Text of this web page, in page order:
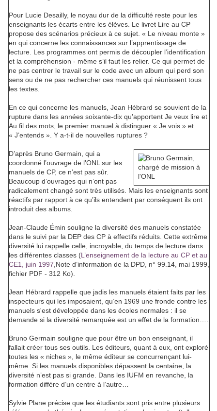
Pour Lucie Desailly, le noyau dur de la difficulté reste pour les
enseignants les écarts entre les élèves. Le livret Lire au CP
propose des scénarios précieux à ce sujet. « Le niveau monte »
en qui concerne les connaissances sur l’apprentissage de
lecture. Les programmes ont permis de découpler l’identification
et la compréhension - même s’il faut les relier. Ce qui permet de
ne pas centrer le travail sur le code avec un album qui perd son
sens ou de ne pas rechercher ces manuels qui réunissent tous
les textes.
En ce qui concerne les manuels, Jean Hébrard se souvient de la
rupture dans les années soixante-dix qu’apportent Je veux lire et
Au fil des mots , le premier manuel à distinguer « Je vois » et
« J’entends ». Y a-t-il de nouvelles ruptures ?
D’après Bruno Germain, qui a
coordonné l’ouvrage de l’ONL sur les
manuels de CP, ce n’est pas sûr.
Beaucoup d’ouvrages qui n’ont pas
radicalement changé sont très utilisés. Mais les enseignants sont
réactifs par rapport à ce qu’ils entendent par conséquent ils ont
introduit des albums.
Jean-Claude Émin souligne la diversité des manuels constatée
dans le suivi par la DEP des CP à effectifs réduits. Cette extrême
diversité lui rappelle celle, incroyable, du temps de lecture dans
les différentes classes (L’enseignement de la lecture au CP et au
CE1, juin 1997 Note d’information de la DPD , n° 99.14, mai 1999,
fichier PDF - 312 Ko).
Jean Hébrard rappelle que jadis les manuels étaient faits par les
inspecteurs qui les imposaient, qu’en 1969 une fronde contre les
manuels s'est développée dans les écoles normales : il se
demande si la diversité remarquée est un effet de la formation….
Bruno Germain souligne que pour être un bon enseignant, il
fallait créer tous ses outils. Les éditeurs, quant à eux, ont exploré
toutes les « niches », le même éditeur se concurrençant lui-
même. Si les manuels disponibles dépassent la centaine, la
diversité n’est pas si grande. Dans les IUFM en revanche, la
formation diffère d’un centre à l’autre…
Sylvie Plane précise que les étudiants sont pris entre plusieurs